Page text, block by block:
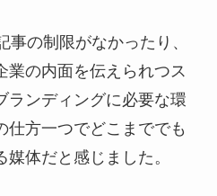
事の制限がなかったり、
業の内面を伝えられつス
ランディングに必要な環
仕方一つでどこまででも
体だと感じました。